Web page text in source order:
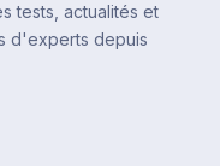
tests, actualités et
d'experts depuis